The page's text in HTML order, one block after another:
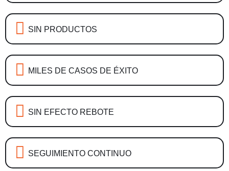
SIN PRODUCTOS
MILES DE CASOS DE ÉXITO
SIN EFECTO REBOTE
SEGUIMIENTO CONTINUO